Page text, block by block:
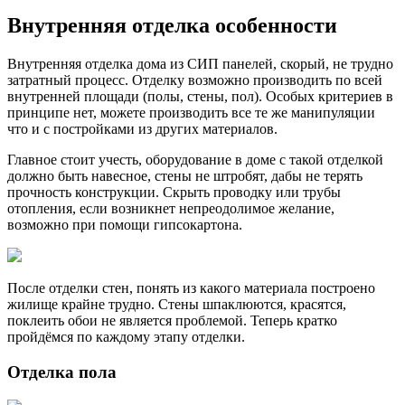
Внутренняя отделка особенности
Внутренняя отделка дома из СИП панелей, скорый, не трудно
затратный процесс. Отделку возможно производить по всей
внутренней площади (полы, стены, пол). Особых критериев в
принципе нет, можете производить все те же манипуляции
что и с постройками из других материалов.
Главное стоит учесть, оборудование в доме с такой отделкой
должно быть навесное, стены не штробят, дабы не терять
прочность конструкции. Скрыть проводку или трубы
отопления, если возникнет непреодолимое желание,
возможно при помощи гипсокартона.
После отделки стен, понять из какого материала построено
жилище крайне трудно. Стены шпаклюются, красятся,
поклеить обои не является проблемой. Теперь кратко
пройдёмся по каждому этапу отделки.
Отделка пола